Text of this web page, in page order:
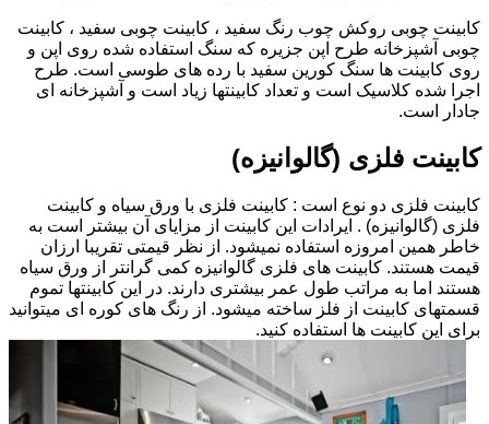
کابینت چوبی روکش چوب رنگ سفید ، کابینت چوبی سفید ، کابینت
چوبی آشپزخانه طرح اپن جزیره که سنگ استفاده شده روی اپن و
روی کابینت ها سنگ کورین سفید با رده های طوسی است. طرح
اجرا شده کلاسیک است و تعداد کابینتها زیاد است و آشپزخانه ای
جادار است.
کابینت فلزی (گالوانیزه)
کابینت فلزی دو نوع است : کابینت فلزی با ورق سیاه و کابینت
فلزی (گالوانیزه) . ایرادات این کابینت از مزایای آن بیشتر است به
خاطر همین امروزه استفاده نمیشود. از نظر قیمتی تقریبا ارزان
قیمت هستند. کابینت های فلزی گالوانیزه کمی گرانتر از ورق سیاه
هستند اما به مراتب طول عمر بیشتری دارند. در این کابینتها تموم
قسمتهای کابینت از فلز ساخته میشود. از رنگ های کوره ای میتوانید
برای این کابینت ها استفاده کنید.